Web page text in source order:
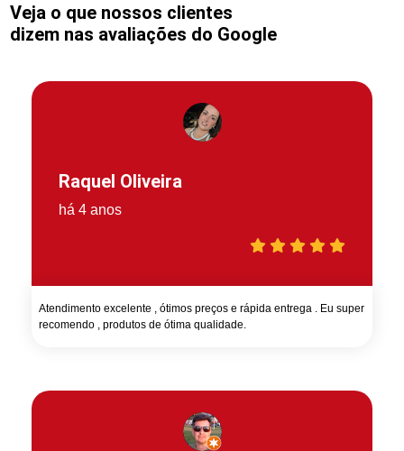
Veja o que nossos clientes
dizem nas avaliações do Google
Raquel Oliveira
há 4 anos
Atendimento excelente , ótimos preços e rápida entrega . Eu super
recomendo , produtos de ótima qualidade.